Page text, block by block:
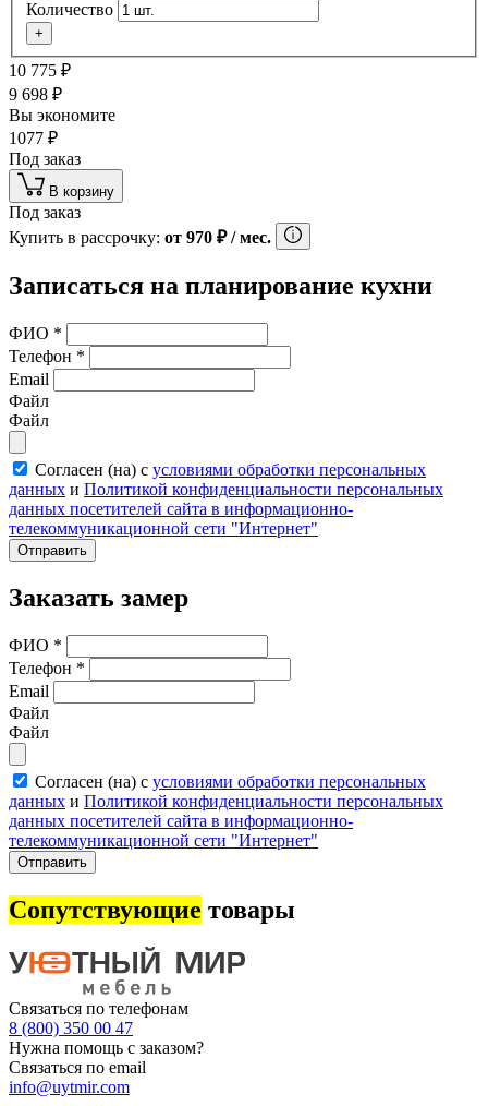
Количество
+
10 775 ₽
9 698 ₽
Вы экономите
1077 ₽
Под заказ
В корзину
Под заказ
Купить в рассрочку: от 970 ₽/ мес.
Записаться на планирование кухни
ФИО *
Телефон *
Email
Файл
Файл
Согласен (на) с условиями обработки персональных
данных и Политикой конфиденциальности персональных
данных посетителей сайта в информационно-
телекоммуникационной сети "Интернет"
Отправить
Заказать замер
ФИО *
Телефон *
Email
Файл
Файл
Согласен (на) с условиями обработки персональных
данных и Политикой конфиденциальности персональных
данных посетителей сайта в информационно-
телекоммуникационной сети "Интернет"
Отправить
Сопутствующие товары
Связаться по телефонам
8 (800) 350 00 47
Нужна помощь с заказом?
Связаться по email
info@uytmir.com